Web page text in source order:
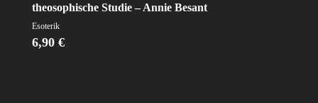
theosophische Studie – Annie Besant
Esoterik
6,90 €